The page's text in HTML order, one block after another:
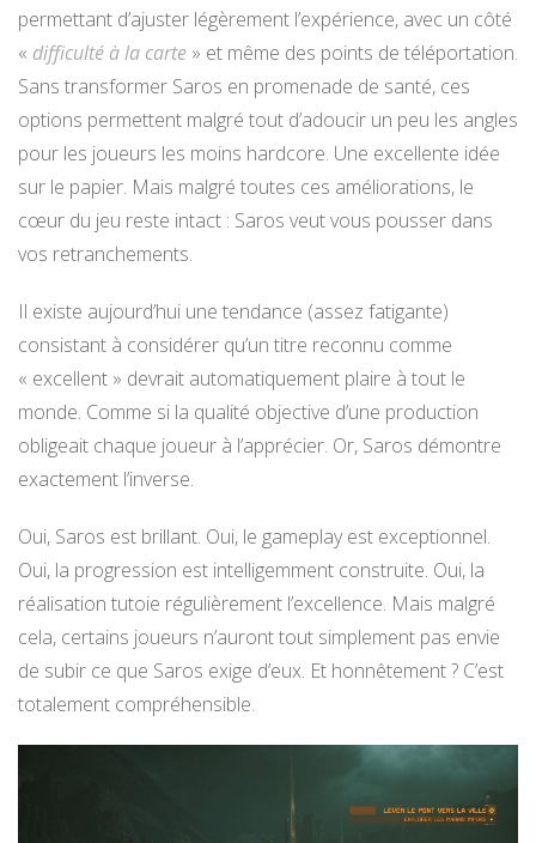
permettant d’ajuster légèrement l’expérience, avec un côté
« difficulté à la carte » et même des points de téléportation.
Sans transformer Saros en promenade de santé, ces
options permettent malgré tout d’adoucir un peu les angles
pour les joueurs les moins hardcore. Une excellente idée
sur le papier. Mais malgré toutes ces améliorations, le
cœur du jeu reste intact : Saros veut vous pousser dans
vos retranchements.
Il existe aujourd’hui une tendance (assez fatigante)
consistant à considérer qu’un titre reconnu comme
« excellent » devrait automatiquement plaire à tout le
monde. Comme si la qualité objective d’une production
obligeait chaque joueur à l’apprécier. Or, Saros démontre
exactement l’inverse.
Oui, Saros est brillant. Oui, le gameplay est exceptionnel.
Oui, la progression est intelligemment construite. Oui, la
réalisation tutoie régulièrement l’excellence. Mais malgré
cela, certains joueurs n’auront tout simplement pas envie
de subir ce que Saros exige d’eux. Et honnêtement ? C’est
totalement compréhensible.